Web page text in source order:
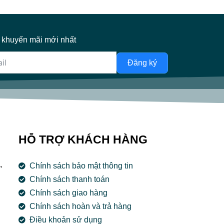
mãi mới nhất
Đăng ký
HỖ TRỢ KHÁCH HÀNG
Chính sách bảo mật thông tin
Chính sách thanh toán
Chính sách giao hàng
Chính sách hoàn và trả hàng
Điều khoản sử dụng